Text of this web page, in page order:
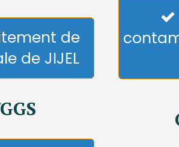
de
de JIJEL
